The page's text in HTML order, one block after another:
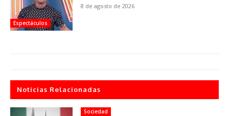
Espectáculos
8 de agosto de 2026
Noticias Relacionadas
Sociedad